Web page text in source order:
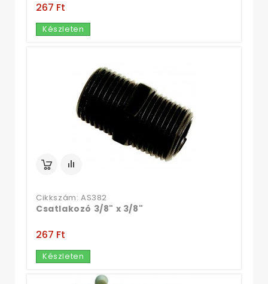
267 Ft‎
Készleten
Cikkszám: AS382
Csatlakozó 3/8" x 3/8"
267 Ft‎
Készleten